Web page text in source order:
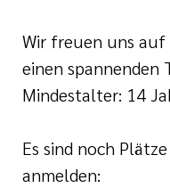
Wir freuen uns
einen spannenden
Mindestalter: 14
Es sind noch
anmelden: